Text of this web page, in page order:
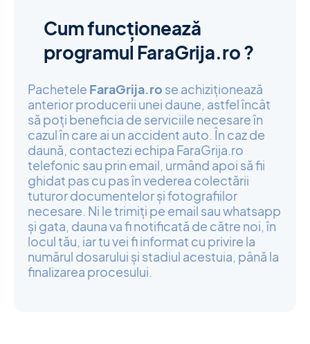
Cum funcționează
programul FaraGrija.ro ?
Pachetele FaraGrija.ro se achiziționează
anterior producerii unei daune, astfel încât
să poți beneficia de serviciile necesare în
cazul în care ai un accident auto. În caz de
daună, contactezi echipa FaraGrija.ro
telefonic sau prin email, urmând apoi să fii
ghidat pas cu pas în vederea colectării
tuturor documentelor și fotografiilor
necesare. Ni le trimiți pe email sau whatsapp
și gata, dauna va fi notificată de către noi, în
locul tău, iar tu vei fi informat cu privire la
numărul dosarului și stadiul acestuia, până la
finalizarea procesului.